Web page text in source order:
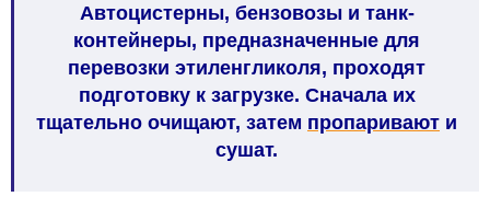
Автоцистерны, бензовозы и танк-
контейнеры, предназначенные для
перевозки этиленгликоля, проходят
подготовку к загрузке. Сначала их
тщательно очищают, затем пропаривают и
сушат.